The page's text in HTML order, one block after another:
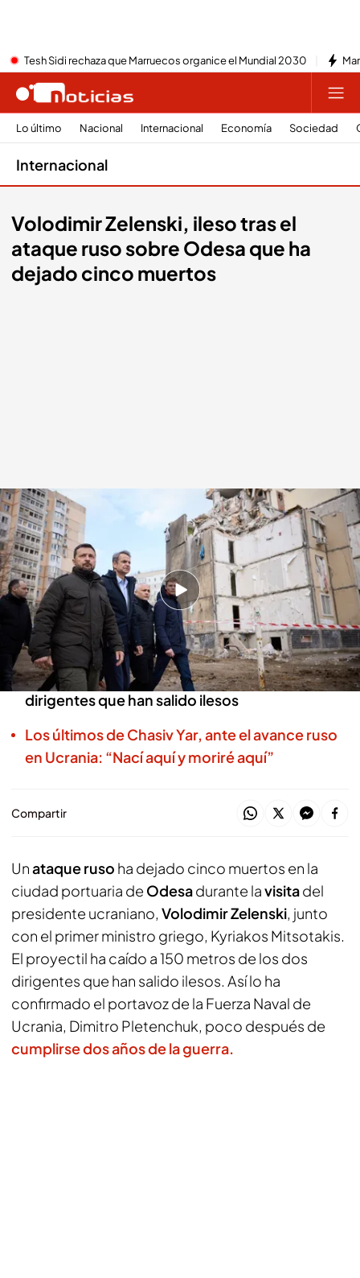
Tesh Sidi rechaza que Marruecos organice el Mundial 2030
Lo último Nacional Internacional Economía Sociedad
Internacional
Volodimir Zelenski, ileso tras el
ataque ruso sobre Odesa que ha
dejado cinco muertos
Un ataque ruso deja cinco muertos en Odesa durante la visita de Volodimir
Zelenski
Redacción digital Noticias Cuatro
06 MAR 2024 - 20:40h.
Las Fuerzas Armadas de Rusia han celebrado el
éxito de la operación
El proyectil ha caído a 150 metros de los dos
dirigentes que han salido ilesos
Los últimos de Chasiv Yar, ante el avance ruso
en Ucrania: “Nací aquí y moriré aquí”
Compartir
Unataque ruso ha dejado cinco muertos en la
ciudad portuaria de Odesadurante lavisitadel
presidente ucraniano, Volodimir Zelenski, junto
con el primer ministro griego, Kyriakos Mitsotakis.
El proyectil ha caído a 150 metros de los dos
dirigentes que han salido ilesos. Así lo ha
confirmado el portavoz de la Fuerza Naval de
Ucrania, Dimitro Pletenchuk, poco después de
cumplirse dos años de la guerra.